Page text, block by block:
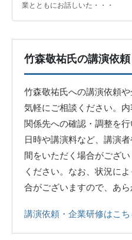
業とともにお話しいた・・・
竹森敬祐氏の講演依
竹森敬祐氏への講演依頼
気軽にご相談ください。
関係先への確認・調整を
日時や講演料など、講演
間をいただく場合がござ
ください。なお、状況に
合がございますので、あら
講演依頼・企業研修はこち